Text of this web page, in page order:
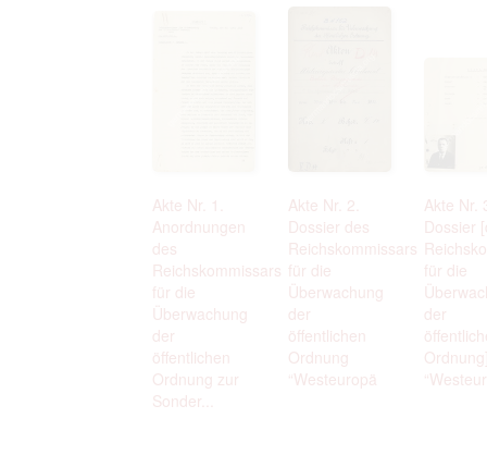
Akte Nr. 1.
Anordnungen
des
Reichskommissars
für die
Überwachung
der
öffentlichen
Ordnung zur
Sonder...
Akte Nr. 2.
Dossier des
Reichskommissars
für die
Überwachung
der
öffentlichen
Ordnung
“Westeuropä
Akte Nr.
Dossier
für die
der